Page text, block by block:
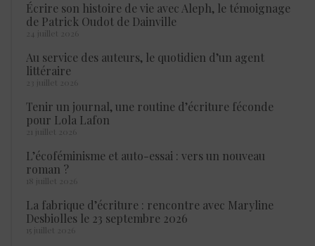
Écrire son histoire de vie avec Aleph, le témoignage
de Patrick Oudot de Dainville
24 juillet 2026
Au service des auteurs, le quotidien d’un agent
littéraire
23 juillet 2026
Tenir un journal, une routine d’écriture féconde
pour Lola Lafon
21 juillet 2026
L’écoféminisme et auto-essai : vers un nouveau
roman ?
18 juillet 2026
La fabrique d’écriture : rencontre avec Maryline
Desbiolles le 23 septembre 2026
15 juillet 2026